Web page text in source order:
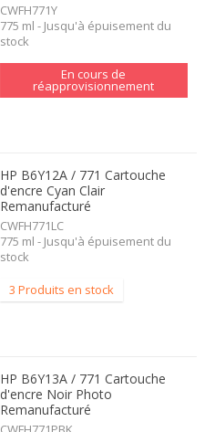
CWFH771Y
775 ml - Jusqu'à épuisement du
stock
En cours de
réapprovisionnement
HP B6Y12A / 771 Cartouche
d'encre Cyan Clair
Remanufacturé
CWFH771LC
775 ml - Jusqu'à épuisement du
stock
3 Produits en stock
HP B6Y13A / 771 Cartouche
d'encre Noir Photo
Remanufacturé